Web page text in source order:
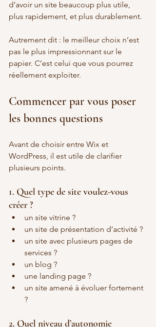
d’avoir un site beaucoup plus utile,
plus rapidement, et plus durablement.
Autrement dit : le meilleur choix n’est
pas le plus impressionnant sur le
papier. C’est celui que vous pourrez
réellement exploiter.
Commencer par vous poser
les bonnes questions
Avant de choisir entre Wix et
WordPress, il est utile de clarifier
plusieurs points.
1. Quel type de site voulez-vous
créer ?
un site vitrine ?
un site de présentation d’activité ?
un site avec plusieurs pages de
services ?
un blog ?
une landing page ?
un site amené à évoluer fortement
?
2. Quel niveau d’autonomie